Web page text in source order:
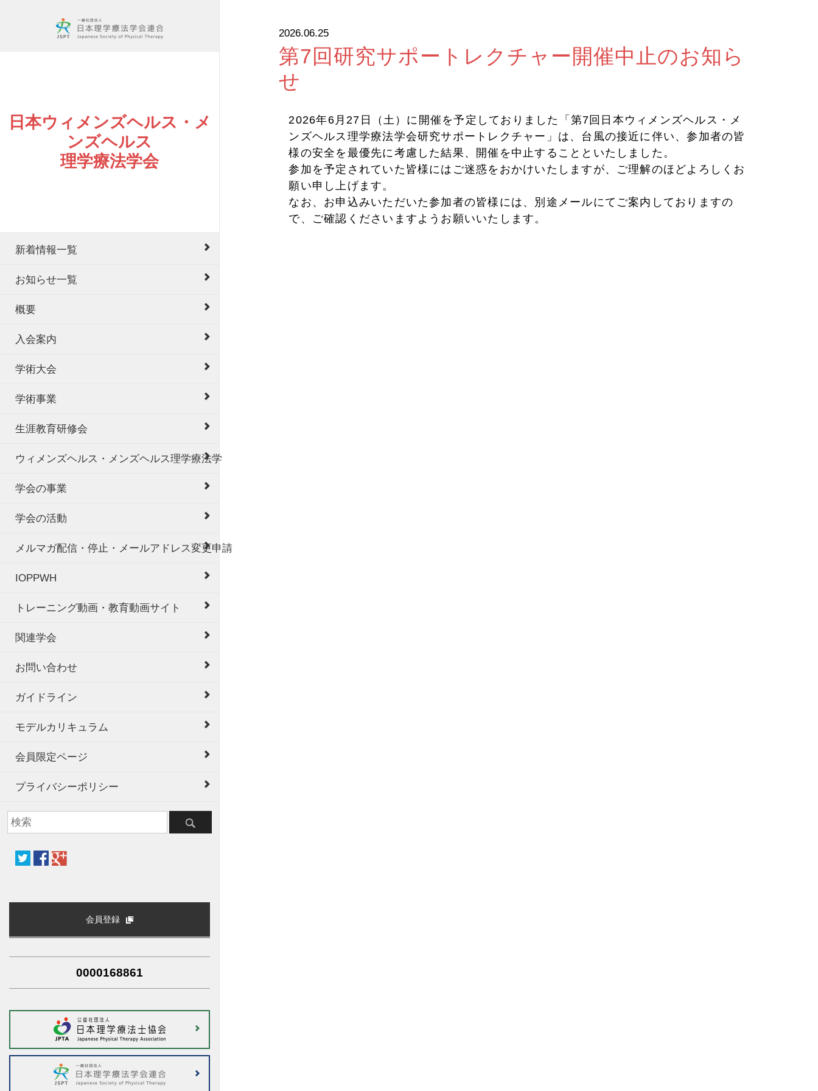
2026.06.25
第7回研究サポートレクチャー開催中止のお知ら
せ
2026年6月27日（土）に開催を予定しておりました「第7回日本ウィメンズヘルス・メ
ンズヘルス理学療法学会研究サポートレクチャー」は、台風の接近に伴い、参加者の皆
様の安全を最優先に考慮した結果、開催を中止することといたしました。
参加を予定されていた皆様にはご迷惑をおかけいたしますが、ご理解のほどよろしくお
願い申し上げます。
なお、お申込みいただいた参加者の皆様には、別途メールにてご案内しておりますの
で、ご確認くださいますようお願いいたします。
日本ウィメンズヘルス・メ
ンズヘルス
理学療法学会
新着情報一覧
お知らせ一覧
概要
入会案内
学術大会
学術事業
生涯教育研修会
ウィメンズヘルス・メンズヘルス理学療法学
学会の事業
学会の活動
メルマガ配信・停止・メールアドレス変更申請
IOPPWH
トレーニング動画・教育動画サイト
関連学会
お問い合わせ
ガイドライン
モデルカリキュラム
会員限定ページ
プライバシーポリシー
会員登録
0000168861